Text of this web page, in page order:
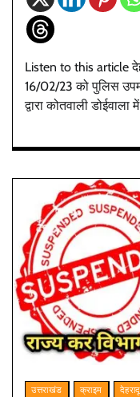
Listen to this article
16/02/23 को पुलिस
द्वारा कोतवाली
उत्तराखंड क्राइम